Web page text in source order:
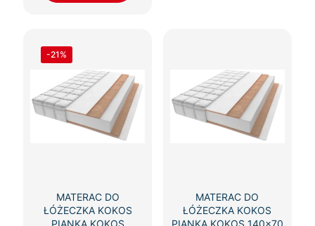
-21%
MATERAC DO
ŁÓŻECZKA KOKOS
MATERAC DO
ŁÓŻECZKA KOKOS